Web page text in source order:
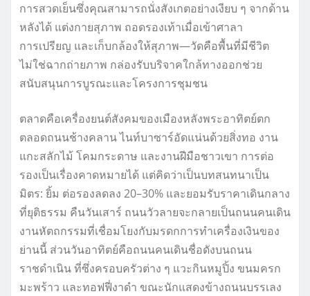
การสวดเย็นซึ่งคุณสามารถนั่งสังเกตอย่างเงียบ ๆ จากด้าน
หลังได้ แต่งกายสุภาพ ถอดรองเท้าเมื่อเข้าศาลา
การเปรียญ และเก็บกล้องให้สุภาพ—วัดคือพื้นที่มีชีวิต
ไม่ใช่ฉากถ่ายภาพ กล่องรับบริจาคใกล้ทางออกช่วย
สนับสนุนการบูรณะและโครงการชุมชน
ตลาดคือเครื่องยนต์สังคมของเมืองหลังพระอาทิตย์ตก
ตลอดถนนช้างคลาน ไนท์บาซาร์อัดแน่นด้วยสิ่งทอ งาน
แกะสลักไม้ โคมกระดาษ และงานฝีมือชาวเขา การต่อ
รองเป็นเรื่องคาดหมายได้ แต่คิดว่าเป็นบทสนทนาเป็น
มิตร: ยิ้ม ต่อรองลดลง 20–30% และยอมรับราคาเดินกลาง
ที่ยุติธรรม คืนวันเสาร์ ถนนวัวลายจะกลายเป็นถนนคนเดิน
งานหัตถกรรมที่เชื่อมโยงกับมรดกการทำเครื่องเงินของ
ย่านนี้ ส่วนวันอาทิตย์คือถนนคนเดินชื่อดังบนถนน
ราชดำเนิน ที่ซึ่งครอบครัวต่าง ๆ แวะกินหมูปิ้ง ขนมครก
มะพร้าว และทอฟฟี่งาดำ ขณะนักแสดงข้างถนนบรรเลง